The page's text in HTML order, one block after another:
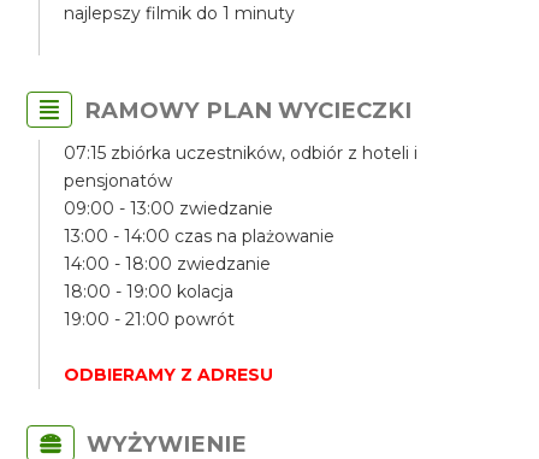
najlepszy filmik do 1 minuty
RAMOWY PLAN WYCIECZKI
07:15 zbiórka uczestników, odbiór z hoteli i
pensjonatów
09:00 - 13:00 zwiedzanie
13:00 - 14:00 czas na plażowanie
14:00 - 18:00 zwiedzanie
18:00 - 19:00 kolacja
19:00 - 21:00 powrót
ODBIERAMY Z ADRESU
WYŻYWIENIE